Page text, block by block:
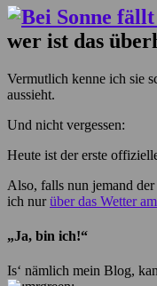
wer ist das
Vermutlich kenne ich sie
aussieht.
Und nicht vergessen:
Heute ist der erste
Also, falls nun jemand
ich nurüber das Wetter
„Ja, bin ich!“
Is‘ nämlich mein Blog,